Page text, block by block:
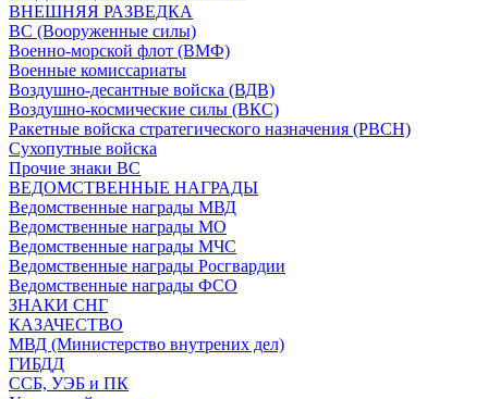
ВНЕШНЯЯ РАЗВЕДКА
ВС (Вооруженные силы)
Военно-морской флот (ВМФ)
Военные комиссариаты
Воздушно-десантные войска (ВДВ)
Воздушно-космические силы (ВКС)
Ракетные войска стратегического назначения (РВСН)
Сухопутные войска
Прочие знаки ВС
ВЕДОМСТВЕННЫЕ НАГРАДЫ
Ведомственные награды МВД
Ведомственные награды МО
Ведомственные награды МЧС
Ведомственные награды Росгвардии
Ведомственные награды ФСО
ЗНАКИ СНГ
КАЗАЧЕСТВО
МВД (Министерство внутрених дел)
ГИБДД
ССБ, УЭБ и ПК